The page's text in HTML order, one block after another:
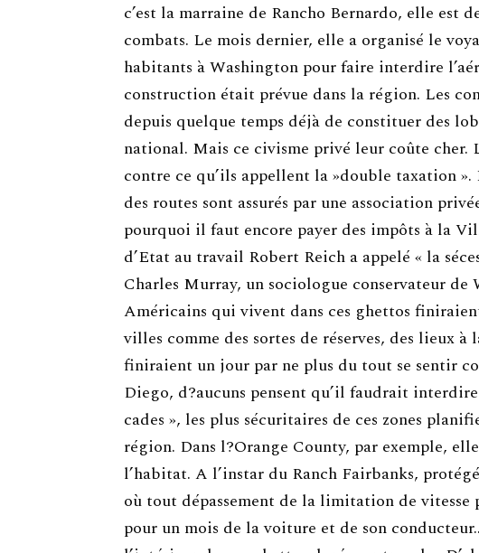
c’est la marraine de Rancho Bernardo, elle est
combats. Le mois dernier, elle a organisé le
habitants à Washington pour faire interdire
construction était prévue dans la région. Les
depuis quelque temps déjà de constituer des
national. Mais ce civisme privé leur coûte cher.
contre ce qu’ils appellent la »double taxation
des routes sont assurés par une association
pourquoi il faut encore payer des impôts à la
d’Etat au travail Robert Reich a appelé « la
Charles Murray, un sociologue conservateur
Américains qui vivent dans ces ghettos
villes comme des sortes de réserves, des lieux
finiraient un jour par ne plus du tout se sentir
Diego, d?aucuns pensent qu’il faudrait
cades », les plus sécuritaires de ces zones
région. Dans l?Orange County, par exemple,
l’habitat. A l’instar du Ranch Fairbanks,
où tout dépassement de la limitation de vitesse
pour un mois de la voiture et de son